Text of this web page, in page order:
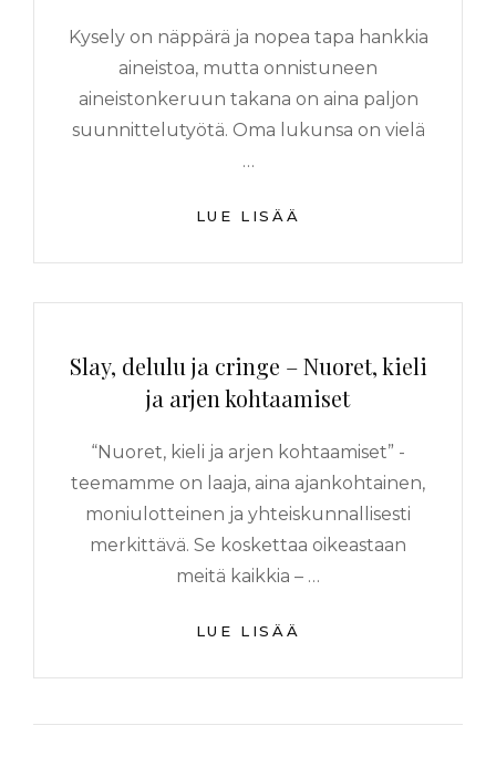
Kysely on näppärä ja nopea tapa hankkia
aineistoa, mutta onnistuneen
aineistonkeruun takana on aina paljon
suunnittelutyötä. Oma lukunsa on vielä
…
LUE LISÄÄ
Slay, delulu ja cringe – Nuoret, kieli
ja arjen kohtaamiset
“Nuoret, kieli ja arjen kohtaamiset” -
teemamme on laaja, aina ajankohtainen,
moniulotteinen ja yhteiskunnallisesti
merkittävä. Se koskettaa oikeastaan
meitä kaikkia – …
LUE LISÄÄ